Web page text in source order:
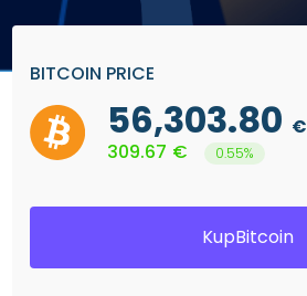
BITCOIN PRICE
56,303.80 €
309.67 € 0.55%
KupBitcoin